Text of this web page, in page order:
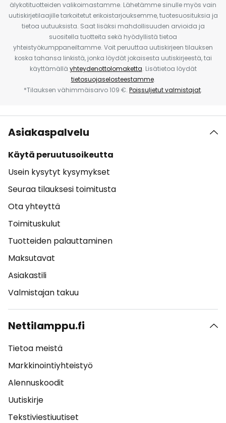
älykotituotteiden valikoimastamme. Lähetämme sinulle myös vain
uutiskirjetilaajille tarkoitetut erikoistarjouksemme, tuotesuosituksia ja
tietoa uutuuksista. Saat lisäksi mahdollisuuden arvioida ja
suositella tuotteita sekä hyödyllistä tietoa
yhteistyökumppaneiltamme. Voit peruuttaa uutiskirjeen tilauksen
koska tahansa linkistä, jonka löydät jokaisesta uutiskirjeestä, tai
käyttämällä yhteydenottolomaketta. Lisätietoa löydät
tietosuojaselosteestamme.
*Tilauksen vähimmäisarvo 109 €. Poissuljetut valmistajat.
Asiakaspalvelu
Käytä peruutusoikeutta
Usein kysytyt kysymykset
Seuraa tilauksesi toimitusta
Ota yhteyttä
Toimituskulut
Tuotteiden palauttaminen
Maksutavat
Asiakastili
Valmistajan takuu
Nettilamppu.fi
Tietoa meistä
Markkinointiyhteistyö
Alennuskoodit
Uutiskirje
Tekstiviestiuutiset